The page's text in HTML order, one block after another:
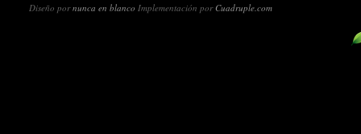
Diseño pornunca en blanco Implementación porCuadruple.com